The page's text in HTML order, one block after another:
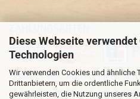
Diese Webseite
Technologien
Wir verwenden Cookies und ähnliche
Drittanbietern, um die ordentliche
gewährleisten, die Nutzung unseres
* GRATIS VERSAND nur innerhalb
** Regellaufzeit für DE, Bei